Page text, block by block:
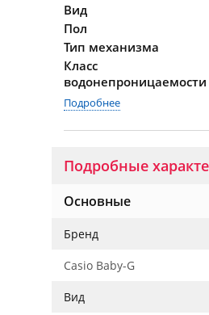
Вид
Пол
Тип механизма
Класс
водонепроницаемости
Подробнее
Подробные
Основные
Бренд
Casio Baby-G
Вид